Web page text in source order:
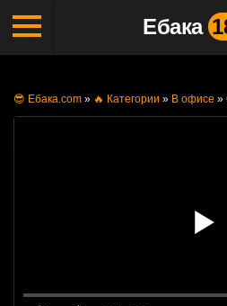
Ебака
😎 Ебака.com » 🔥 Категории » В офисе »